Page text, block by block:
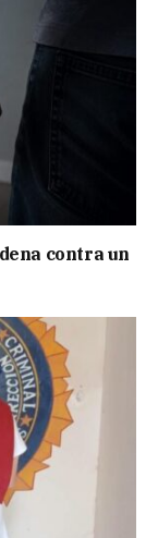
contra un